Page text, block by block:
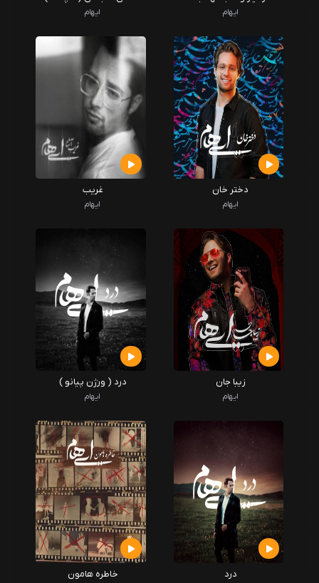
ایهام ایهام
دختر خان
ایهام
غریب
ایهام
زیبا جان
ایهام
درد ( ورژن پیانو )
ایهام
درد خاطره هامون